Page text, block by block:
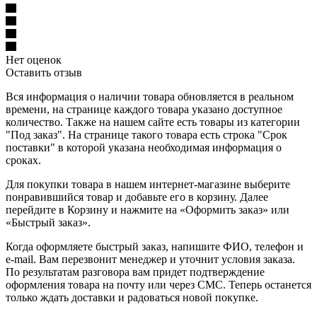
Нет оценок
Оставить отзыв
Вся информация о наличии товара обновляется в реальном
времени, на странице каждого товара указано доступное
количество. Также на нашем сайте есть товары из категории
"Под заказ". На странице такого товара есть строка "Срок
поставки" в которой указана необходимая информация о
сроках.
Для покупки товара в нашем интернет-магазине выберите
понравившийся товар и добавьте его в корзину. Далее
перейдите в Корзину и нажмите на «Оформить заказ» или
«Быстрый заказ».
Когда оформляете быстрый заказ, напишите ФИО, телефон и
e-mail. Вам перезвонит менеджер и уточнит условия заказа.
По результатам разговора вам придет подтверждение
оформления товара на почту или через СМС. Теперь останется
только ждать доставки и радоваться новой покупке.